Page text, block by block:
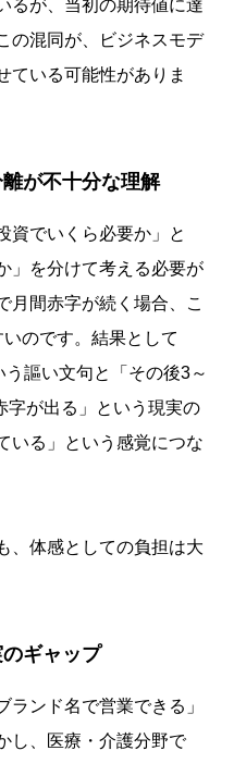
るが、当初の期待値に達
の混同が、ビジネスモデ
ている可能性がありま
が不十分な理解
資でいくら必要か」と
」を分けて考える必要が
月間赤字が続く場合、こ
のです。結果として
う謳い文句と「その後3～
字が出る」という現実の
いる」という感覚につな
、体感としての負担は大
ギャップ
ンド名で営業できる」
し、医療・介護分野で